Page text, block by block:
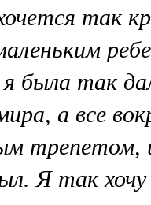
так
была так
а все
трепетом,
Я так хочу